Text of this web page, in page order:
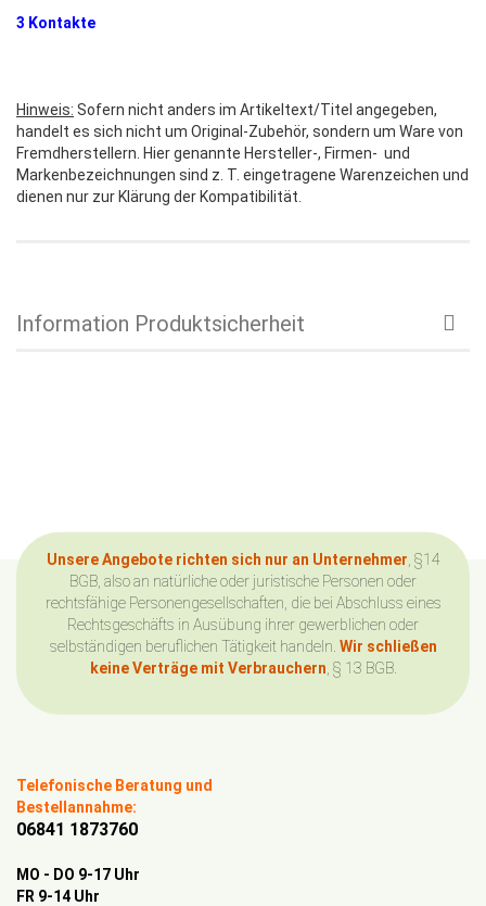
3 Kontakte
Hinweis: Sofern nicht anders im Artikeltext/Titel angegeben,
handelt es sich nicht um Original-Zubehör, sondern um Ware von
Fremdherstellern. Hier genannte Hersteller-, Firmen- und
Markenbezeichnungen sind z. T. eingetragene Warenzeichen und
dienen nur zur Klärung der Kompatibilität.
Information Produktsicherheit
Unsere Angebote richten sich nur an Unternehmer , §14
BGB, also an natürliche oder juristische Personen oder
rechtsfähige Personengesellschaften, die bei Abschluss eines
Rechtsgeschäfts in Ausübung ihrer gewerblichen oder
selbständigen beruflichen Tätigkeit handeln. Wir schließen
keine Verträge mit Verbrauchern , § 13 BGB.
Telefonische Beratung und
Bestellannahme:
06841 1873760
MO - DO 9-17 Uhr
FR 9-14 Uhr